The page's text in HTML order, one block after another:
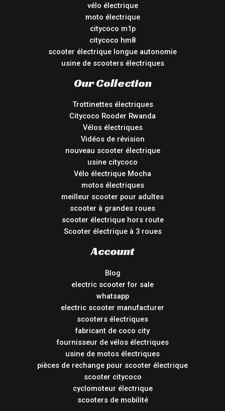
vélo électrique
moto électrique
citycoco m1p
citycoco hm8
scooter électrique longue autonomie
usine de scooters électriques
Our Collection
Trottinettes électriques
Citycoco Rooder Rwanda
Vélos électriques
Vidéos de révision
nouveau scooter électrique
usine citycoco
Vélo électrique Mocha
motos électriques
meilleur scooter pour adultes
scooter à grandes roues
scooter électrique hors route
Scooter électrique à 3 roues
Account
Blog
electric scooter for sale
whatsapp
electric scooter manufacturer
scooters électriques
fabricant de coco city
fournisseur de vélos électriques
usine de motos électriques
pièces de rechange pour scooter électrique
scooter citycoco
cyclomoteur électrique
scooters de mobilité